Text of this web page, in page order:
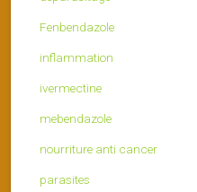
Fenbendazole
inflammation
ivermectine
mebendazole
nourriture anti cancer
parasites